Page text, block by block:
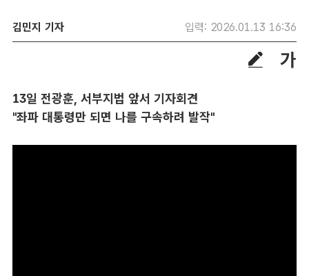
김민지 기자 입력: 2026.01.13 16:36
13일 전광훈, 서부지법 앞서 기자회견
"좌파 대통령만 되면 나를 구속하려 발작"